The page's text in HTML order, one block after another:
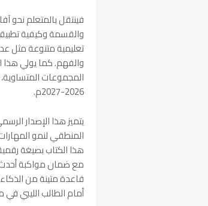
فينتقل بالمتعلم نحو
تعليمية متنوعة مثل
والفهم. كما يولي
المجموعات
2026-2027م.
يتميز هذا الإصدار
المنطقي لنمو
هذا الكتاب بصيغة
مع ضمان مواكبة أحدث
قاعدة متينة من
أمام الطالب الليبي في